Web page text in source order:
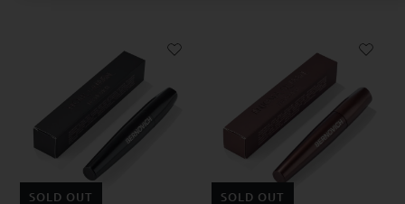
SOLD OUT SOLD OUT